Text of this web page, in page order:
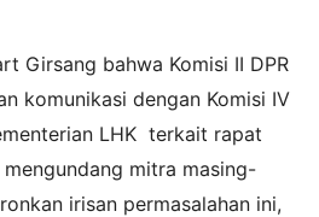
Girsang bahwa Komisi II DPR
komunikasi dengan Komisi IV
LHK terkait rapat
mitra masing-
irisan permasalahan ini,